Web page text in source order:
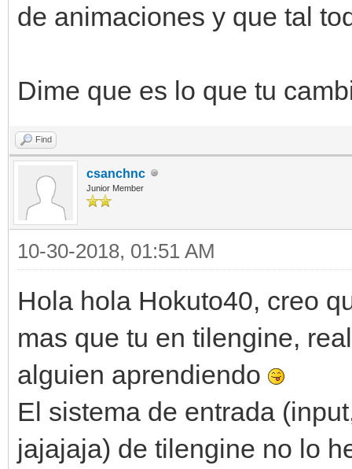
de animaciones y que tal
Dime que es lo que tu
Find
csanchnc
Junior Member
10-30-2018, 01:51 AM
Hola hola Hokuto40, creo
mas que tu en tilengine,
alguien aprendiendo
El sistema de entrada
jajajaja) de tilengine no lo